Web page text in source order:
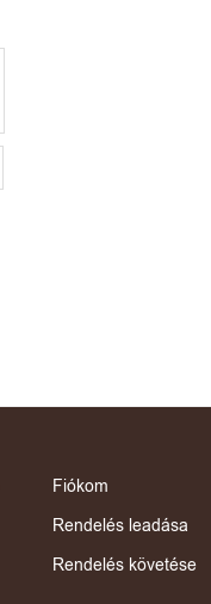
Fiókom
Rendelés leadása
Rendelés követése